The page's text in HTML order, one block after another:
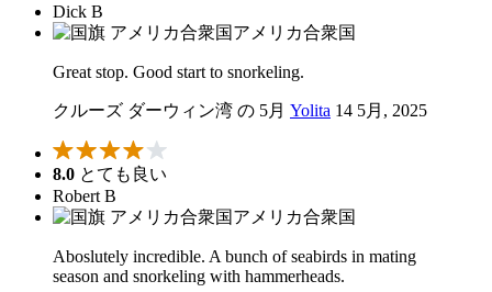
Dick B
アメリカ合衆国
Great stop. Good start to snorkeling.
クルーズ ダーウィン湾 の 5月 Yolita 14 5月, 2025
8.0 とても良い
Robert B
アメリカ合衆国
Aboslutely incredible. A bunch of seabirds in mating
season and snorkeling with hammerheads.